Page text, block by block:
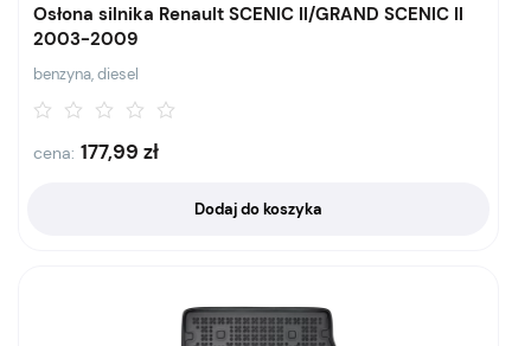
Osłona silnika Renault SCENIC II/GRAND SCENIC II
2003-2009
benzyna, diesel
cena: 177,99 zł
Dodaj do koszyka